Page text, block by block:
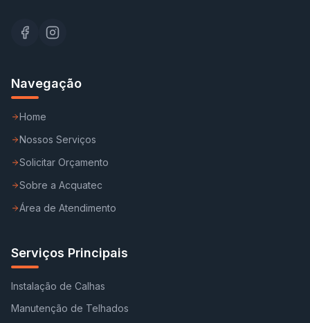
Navegação
Home
Nossos Serviços
Solicitar Orçamento
Sobre a Acquatec
Área de Atendimento
Serviços Principais
Instalação de Calhas
Manutenção de Telhados